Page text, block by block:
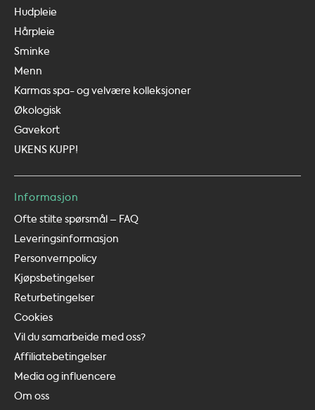
Hudpleie
Hårpleie
Sminke
Menn
Karmas spa- og velvære kolleksjoner
Økologisk
Gavekort
UKENS KUPP!
Informasjon
Ofte stilte spørsmål – FAQ
Leveringsinformasjon
Personvernpolicy
Kjøpsbetingelser
Returbetingelser
Cookies
Vil du samarbeide med oss?
Affiliatebetingelser
Media og influencere
Om oss